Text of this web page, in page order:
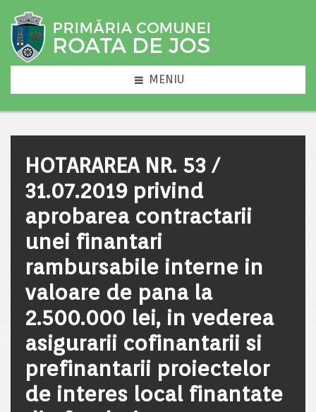
MENIU
HOTARAREA NR. 53 /
31.07.2019 privind
aprobarea contractarii
unei finantari
rambursabile interne in
valoare de pana la
2.500.000 lei, in vederea
asigurarii cofinantarii si
prefinantarii proiectelor
de interes local finantate